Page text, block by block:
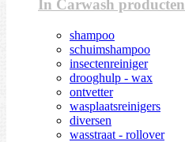
In Carwash producten
shampoo
schuimshampoo
insectenreiniger
drooghulp - wax
ontvetter
wasplaatsreinigers
diversen
wasstraat - rollover